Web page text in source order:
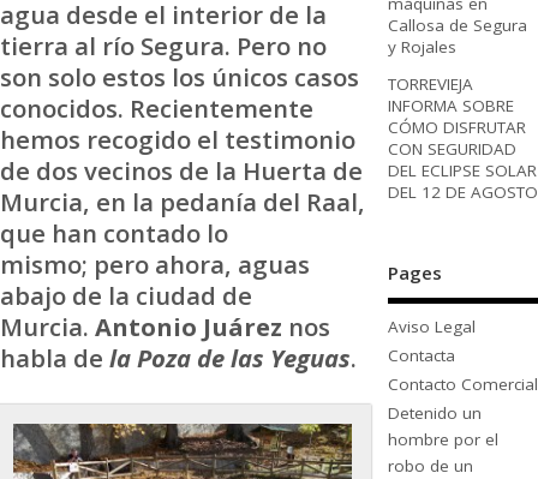
agua desde el interior de la
tierra al río Segura. Pero no
son solo estos los únicos casos
conocidos. Recientemente
hemos recogido el testimonio
de dos vecinos de la Huerta de
Murcia, en la pedanía del Raal,
que han contado lo
mismo; pero ahora, aguas
abajo de la ciudad de
Murcia. Antonio Juárez nos
habla de la Poza de las Yeguas.
Callosa de Segura
y Rojales
TORREVIEJA
INFORMA SOBRE
CÓMO DISFRUTAR
CON SEGURIDAD
DEL ECLIPSE SOLAR
DEL 12 DE AGOSTO
Pages
Aviso Legal
Contacta
Contacto Comercial
Detenido un
hombre por el
robo de un